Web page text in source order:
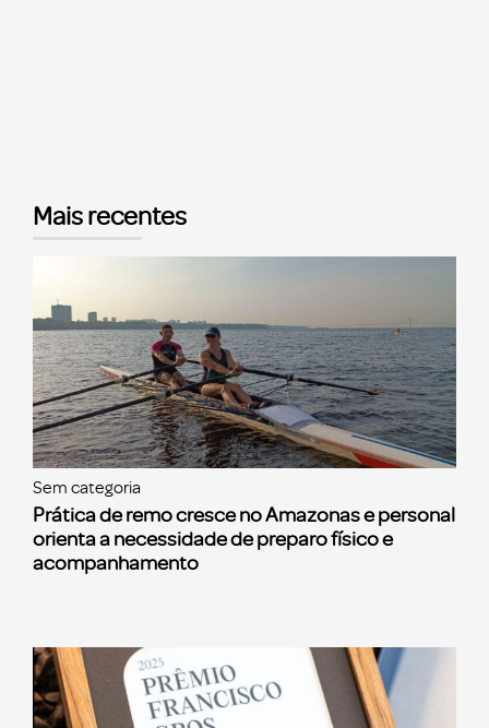
Mais recentes
Sem categoria
Prática de remo cresce no Amazonas e personal
orienta a necessidade de preparo físico e
acompanhamento